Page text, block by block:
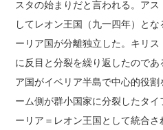
スタの始まりだと言われる。ア
してレオン王国（九一四年）と
ーリア国が分離独立した。キリ
に反目と分裂を繰り返したので
ア国がイベリア半島で中心的役
ーム側が群小国家に分裂したタ
ーリア＝レオン王国として統合